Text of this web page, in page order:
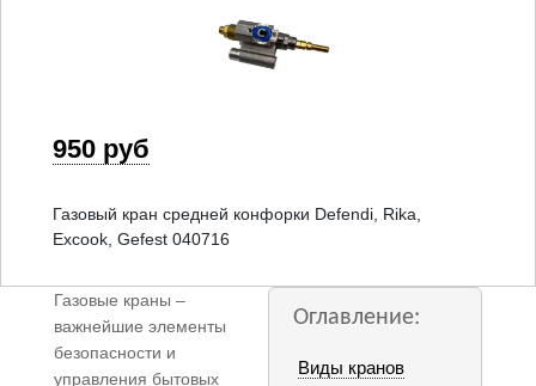
950 руб
Газовый кран средней конфорки Defendi, Rika,
Excook, Gefest 040716
Оглавление:
Виды кранов
Газовые краны –
важнейшие элементы
безопасности и
управления бытовых